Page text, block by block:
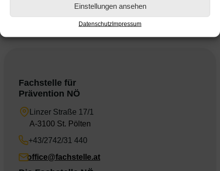
Einstellungen ansehen
DatenschutzImpressum
Fachstelle für
Prävention NÖ
Linzer Straße 17/1
A-3100 St. Pölten
+43/2742/31 440
office@fachstelle.at